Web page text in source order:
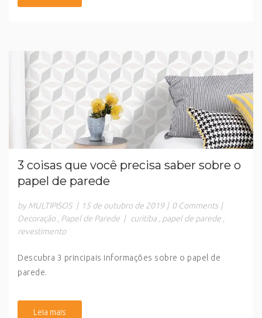
3 coisas que você precisa saber sobre o
papel de parede
by MULTIPISOS | 15 de outubro de 2019 | 0 Comments |
Decoração
Papel de Parede | curitiba papel de parede
revestimento
Descubra 3 principais informações sobre o papel de
parede.
Leia mais